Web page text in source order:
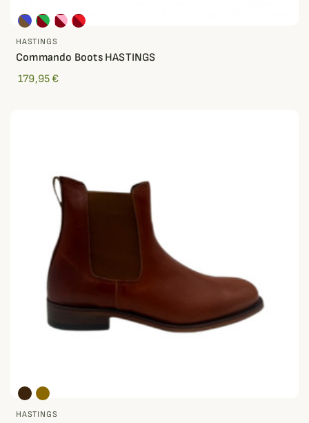
HASTINGS
Commando Boots HASTINGS
179,95 €
HASTINGS